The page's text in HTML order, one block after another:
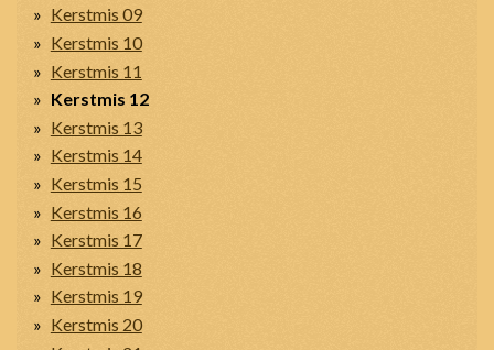
Kerstmis 09
Kerstmis 10
Kerstmis 11
Kerstmis 12
Kerstmis 13
Kerstmis 14
Kerstmis 15
Kerstmis 16
Kerstmis 17
Kerstmis 18
Kerstmis 19
Kerstmis 20